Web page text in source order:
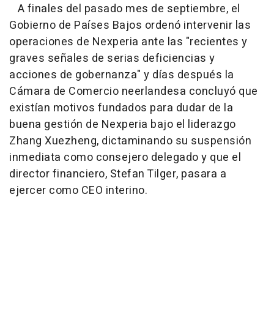
A finales del pasado mes de septiembre, el
Gobierno de Países Bajos ordenó intervenir las
operaciones de Nexperia ante las "recientes y
graves señales de serias deficiencias y
acciones de gobernanza" y días después la
Cámara de Comercio neerlandesa concluyó que
existían motivos fundados para dudar de la
buena gestión de Nexperia bajo el liderazgo
Zhang Xuezheng, dictaminando su suspensión
inmediata como consejero delegado y que el
director financiero, Stefan Tilger, pasara a
ejercer como CEO interino.